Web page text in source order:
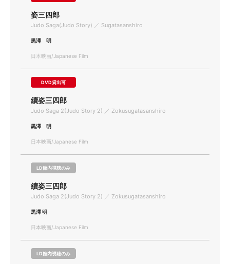
姿三四郎
Judo Saga(Judo Story) ／ Sugatasanshiro
黒澤 明
日本映画/Japanese Film
DVD貸出可
續姿三四郎
Judo Saga 2(Judo Story 2) ／ Zokusugatasanshiro
黒澤 明
日本映画/Japanese Film
LD館内視聴のみ
續姿三四郎
Judo Saga 2(Judo Story 2) ／ Zokusugatasanshiro
黒澤 明
日本映画/Japanese Film
LD館内視聴のみ